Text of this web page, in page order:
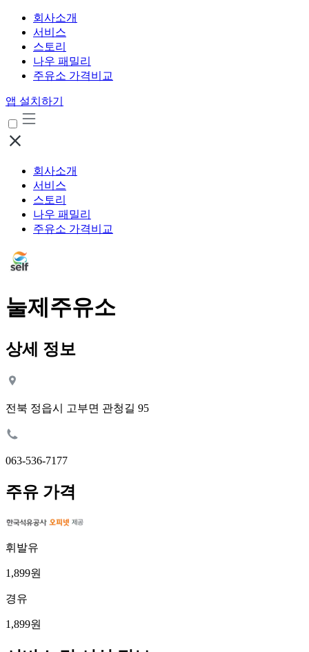
회사소개
서비스
스토리
나우 패밀리
주유소 가격비교
앱 설치하기
회사소개
서비스
스토리
나우 패밀리
주유소 가격비교
눌제주유소
상세 정보
전북 정읍시 고부면 관청길 95
063-536-7177
주유 가격
휘발유
1,899원
경유
1,899원